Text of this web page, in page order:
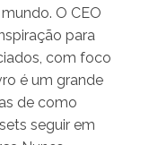
O CEO
para
com foco
é um grande
de como
seguir em